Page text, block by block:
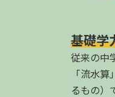
基礎学
従来の中
「流水
るもの）